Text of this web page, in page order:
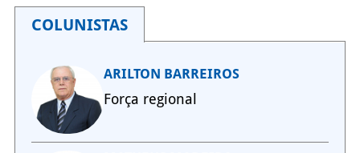
COLUNISTAS
ARILTON BARREIROS
Força regional